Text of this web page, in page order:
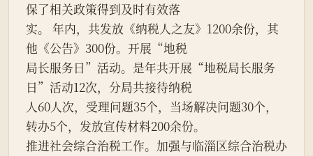
保了相关政策得到及时有效落
实。 年内，共发放《纳税人之友》1200余份，其
他《公告》300份。开展“地税
局长服务日”活动。是年共开展“地税局长服务
日”活动12次，分局共接待纳税
人60人次，受理问题35个，当场解决问题30个，
转办5个，发放宣传材料200余份。
推进社会综合治税工作。加强与临淄区综合治税办